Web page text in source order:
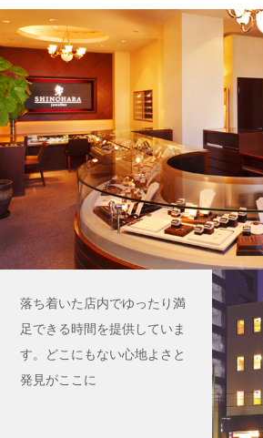
落ち着いた店内でゆったり満
足できる時間を提供していま
す。どこにもない心地よさと
発見がここに